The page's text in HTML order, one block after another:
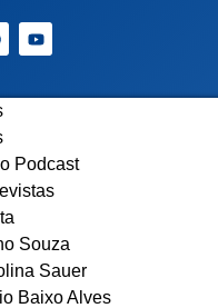
Podcast
Souza
Sauer
Baixo Alves